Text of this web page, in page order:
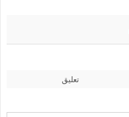
تعليق